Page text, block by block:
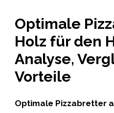
Optimale
Holz für den
Analyse,
Vorteile
Optimale Pizzabretter